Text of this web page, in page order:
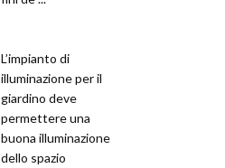
L’impianto di
illuminazione per il
giardino deve
permettere una
buona illuminazione
dello spazio